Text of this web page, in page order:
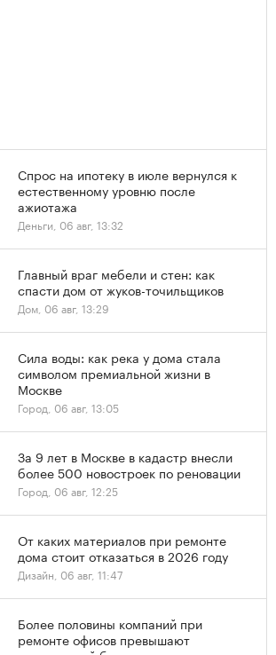
Спрос на ипотеку в июле вернулся к
естественному уровню после
ажиотажа
Деньги, 06 авг, 13:32
Главный враг мебели и стен: как
спасти дом от жуков-точильщиков
Дом, 06 авг, 13:29
Сила воды: как река у дома стала
символом премиальной жизни в
Москве
Город, 06 авг, 13:05
За 9 лет в Москве в кадастр внесли
более 500 новостроек по реновации
Город, 06 авг, 12:25
От каких материалов при ремонте
дома стоит отказаться в 2026 году
Дизайн, 06 авг, 11:47
Более половины компаний при
ремонте офисов превышают